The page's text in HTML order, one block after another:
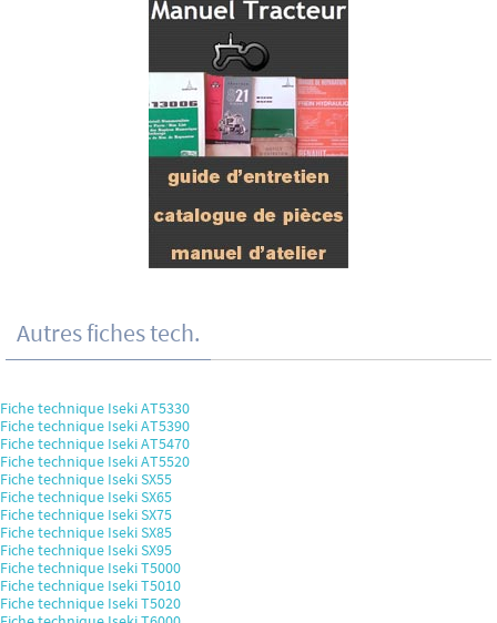
Autres fiches tech.
Fiche technique Iseki AT5330
Fiche technique Iseki AT5390
Fiche technique Iseki AT5470
Fiche technique Iseki AT5520
Fiche technique Iseki SX55
Fiche technique Iseki SX65
Fiche technique Iseki SX75
Fiche technique Iseki SX85
Fiche technique Iseki SX95
Fiche technique Iseki T5000
Fiche technique Iseki T5010
Fiche technique Iseki T5020